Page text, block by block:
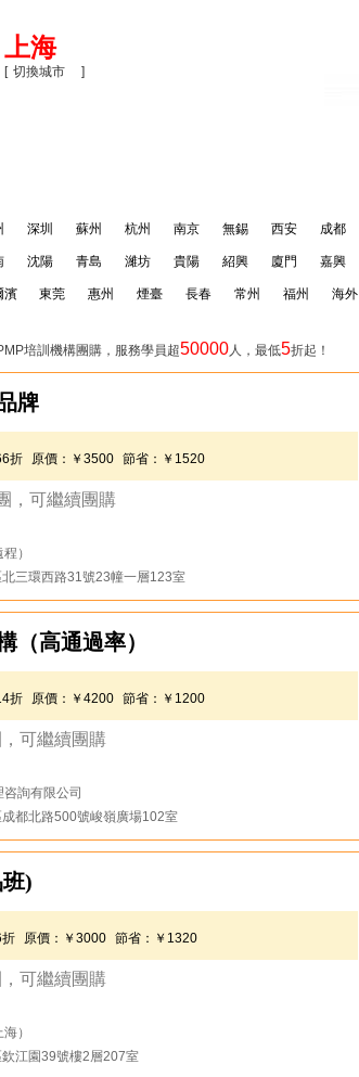
上海
[ 切換城市 ]
深圳 蘇州 杭州 南京 無錫 西安 成都
沈陽 青島 濰坊 貴陽 紹興 廈門 嘉興
濱 東莞 惠州 煙臺 長春 常州 福州 海外
培訓機構團購，服務學員超50000人，最低5折起！
牌
折 原價： ￥3500 節省： ￥1520
，可繼續團購
）
三環西路31號23幢一層123室
（高通過率）
折 原價： ￥4200 節省： ￥1200
，可繼續團購
詢有限公司
都北路500號峻嶺廣場102室
)
原價： ￥3000 節省： ￥1320
，可繼續團購
）
江園39號樓2層207室